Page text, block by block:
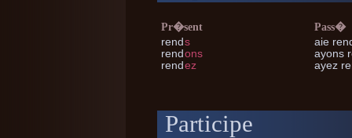
Pr�sent
rends
rendons
rendez
Pass�
aie
ayons
ayez
Participe